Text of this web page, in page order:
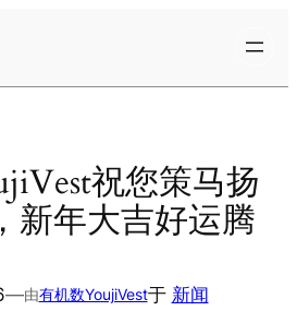
祝您策马扬
新年大吉好运腾
—由有机数YoujiVest于 新闻